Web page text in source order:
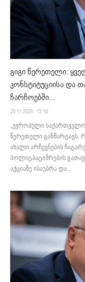
გიგი წერეთელი:
კონსტიტუციისა და
ჩარჩოებში...
20.11.2020. 13:16
„ევროპული
წერეთელი განმარტავს,
ახალი არჩევნების
პოლიტპატიმრების
აქციაზე ისაუბრა და...